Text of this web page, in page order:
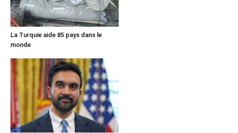
La Turquie aide 85 pays dans le
monde